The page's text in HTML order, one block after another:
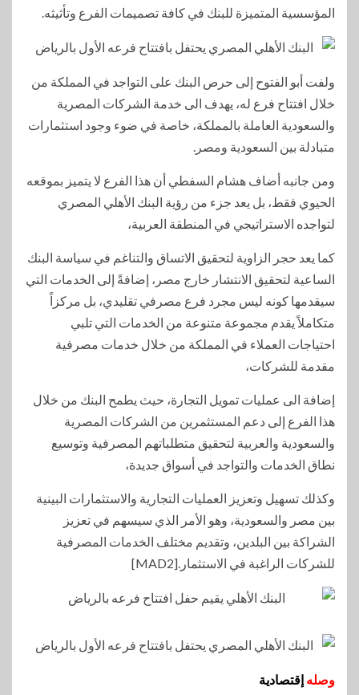
المؤسسية المتميزة للبنك في كافة تصميمات الفرع وتأثيثه.
ولفت أبو الفتوح إلى حرص البنك على التواجد في المملكة من
خلال افتتاح فرع له، يهدف الى خدمة الشركات المصرية
والسعودية العاملة بالمملكة، خاصة في ضوء وجود استثمارات
متبادلة بين السعودية ومصر.
ومن جانبه أضاف هشام السفطي أن هذا الفرع لا يتميز بموقعه
الحيوي فقط، بل يعد جزء من رؤية البنك الأهلي المصري
لتواجده الاستراتيجي في المنطقة العربية،
كما يعد حجر الزاوية لتحقيق الاتساق والتناغم في سياسة البنك
الساعية لتحقيق الانتشار خارج مصر، إضافةً إلى الخدمات التي
سيقدمها كونه ليس مجرد فرع مصرفي تقليدي، بل مركزاً
متكاملاً يقدم مجموعة متنوعة من الخدمات التي تلبي
احتياجات العملاء في المملكة من خلال خدمات مصرفية
مقدمة للشركات،
إضافة الى عمليات تمويل التجارة، حيث يطمح البنك من خلال
هذا الفرع إلى دعم المستثمرين من الشركات المصرية
والسعودية والعربية لتحقيق متطلباتهم المصرفية وتوسيع
نطاق الخدمات والتواجد في أسواق جديدة،
وكذلك تسهيل وتعزيز العمليات التجارية والاستثمارات البينية
بين مصر والسعودية، وهو الأمر الذي سيسهم في تعزيز
الشراكة بين البلدين، وتقديم مختلف الخدمات المصرفية
للشركات الراغبة في الاستثمار.[MAD2]
وصله إقتصادية